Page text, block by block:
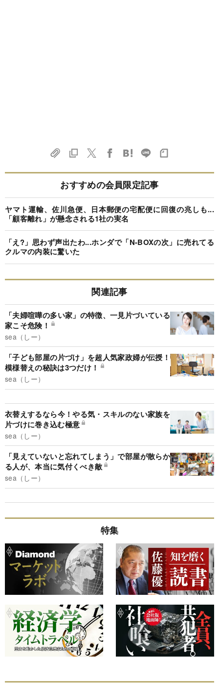
おすすめの会員限定記事
ヤマト運輸、佐川急便、日本郵便の宅配便に回復の兆しも...
「顧客離れ」が懸念される1社の実名
「え?」思わず声出たわ...ホンダで「N-BOXの次」に売れてる
クルマの内装に驚いた
関連記事
「夫婦喧嘩の多い家」の特徴、一見片づいている
家こそ危険！
sea（しー）
「子ども部屋の片づけ」を超人気家政婦が伝授！
模様替えの秘訣は3つだけ！
sea（しー）
衣替えするなら今！やる気・スキルのない家族を
片づけに巻き込む極意
sea（しー）
「見えていないと忘れてしまう」で部屋が散らか
る人が、本当に気付くべき敵
sea（しー）
特集